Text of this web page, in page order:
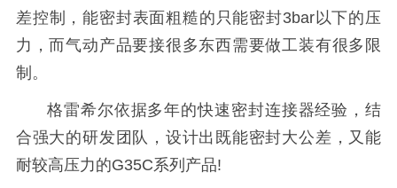
差控制，能密封表面粗糙的只能密封3bar以下的压
力，而气动产品要接很多东西需要做工装有很多限
制。
格雷希尔依据多年的快速密封连接器经验，结
合强大的研发团队，设计出既能密封大公差，又能
耐较高压力的G35C系列产品!